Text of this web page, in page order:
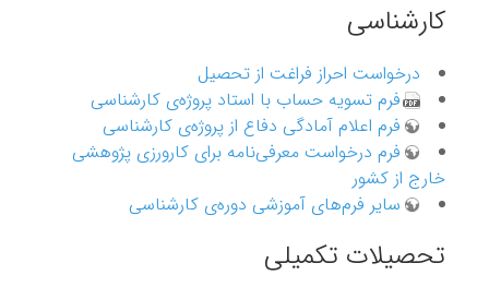
کارشناسی
درخواست احراز فراغت از تحصیل
فرم تسویه حساب با استاد پروژه‌ی کارشناسی
فرم اعلام آمادگی دفاع از پروژه‌ی کارشناسی
فرم درخواست معرفی‌نامه برای کارورزی پژوهشی
خارج از کشور
سایر فرم‌های آموزشی دوره‌ی کارشناسی
تحصیلات تکمیلی